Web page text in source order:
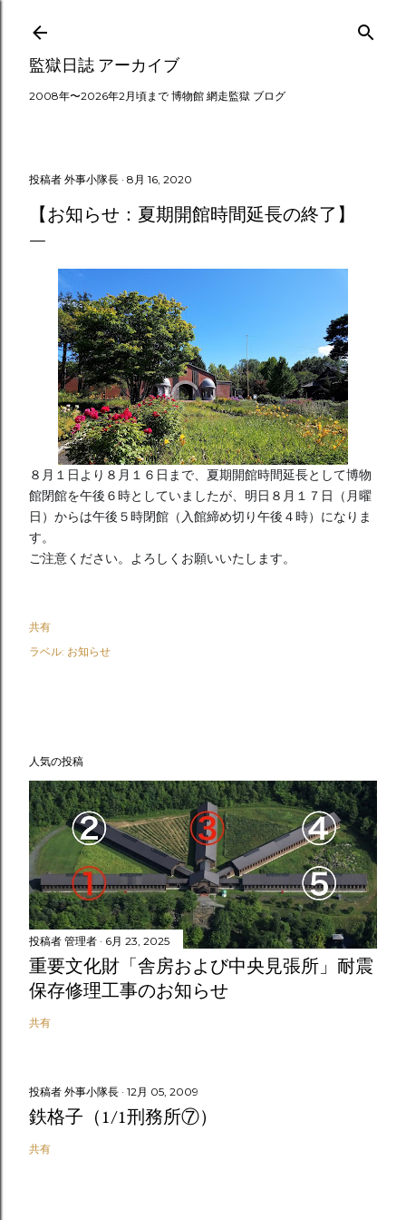
スキップしてメイン コンテンツに移動
監獄日誌 アーカイブ
2008年〜2026年2月頃まで 博物館 網走監獄 ブログ
投稿者 外事小隊長 8月 16, 2020
【お知らせ：夏期開館時間延長の終了】
８月１日より８月１６日まで、夏期開館時間延長として博物
館閉館を午後６時としていましたが、明日８月１７日（月曜
日）からは午後５時閉館（入館締め切り午後４時）になりま
す。
ご注意ください。よろしくお願いいたします。
共有
ラベル: お知らせ
人気の投稿
投稿者 管理者 6月 23, 2025
重要文化財「舎房および中央見張所」耐震
保存修理工事のお知らせ
共有
投稿者 外事小隊長 12月 05, 2009
鉄格子（1/1刑務所⑦）
共有